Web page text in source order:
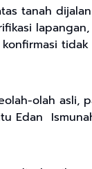
tanah
olah asli,
Edan